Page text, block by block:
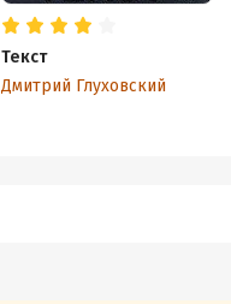
Текст
Дмитрий Глуховский